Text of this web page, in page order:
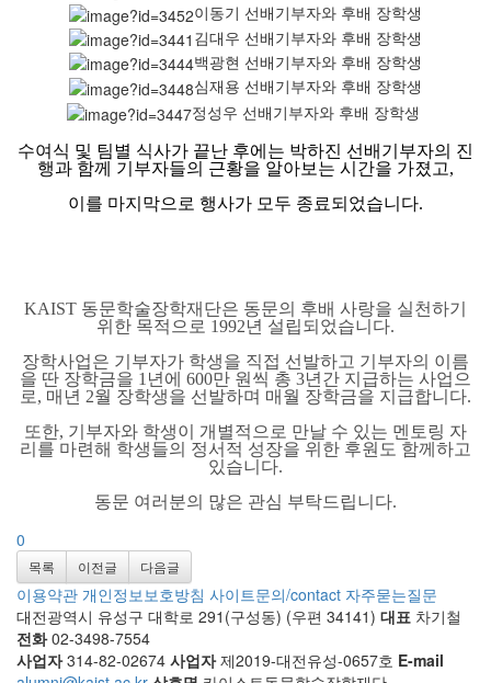
이동기 선배기부자와 후배 장학생
김대우 선배기부자와 후배 장학생
백광현 선배기부자와 후배 장학생
심재용 선배기부자와 후배 장학생
정성우 선배기부자와 후배 장학생
수여식 및 팀별 식사가 끝난 후에는 박하진 선배기부자의 진
행과 함께 기부자들의 근황을 알아보는 시간을 가졌고,
이를 마지막으로 행사가 모두 종료되었습니다.
KAIST 동문학술장학재단은 동문의 후배 사랑을 실천하기
위한 목적으로 1992년 설립되었습니다.
장학사업은 기부자가 학생을 직접 선발하고 기부자의 이름
을 딴 장학금을 1년에 600만 원씩 총 3년간 지급하는 사업으
로, 매년 2월 장학생을 선발하며 매월 장학금을 지급합니다.
또한, 기부자와 학생이 개별적으로 만날 수 있는 멘토링 자
리를 마련해 학생들의 정서적 성장을 위한 후원도 함께하고
있습니다.
동문 여러분의 많은 관심 부탁드립니다.
0
목록 이전글 다음글
이용약관 개인정보보호방침 사이트문의/contact 자주묻는질문
대전광역시 유성구 대학로 291(구성동) (우편 34141) 대표 차기철
전화02-3498-7554
사업자314-82-02674 사업자제2019-대전유성-0657호 E-mail